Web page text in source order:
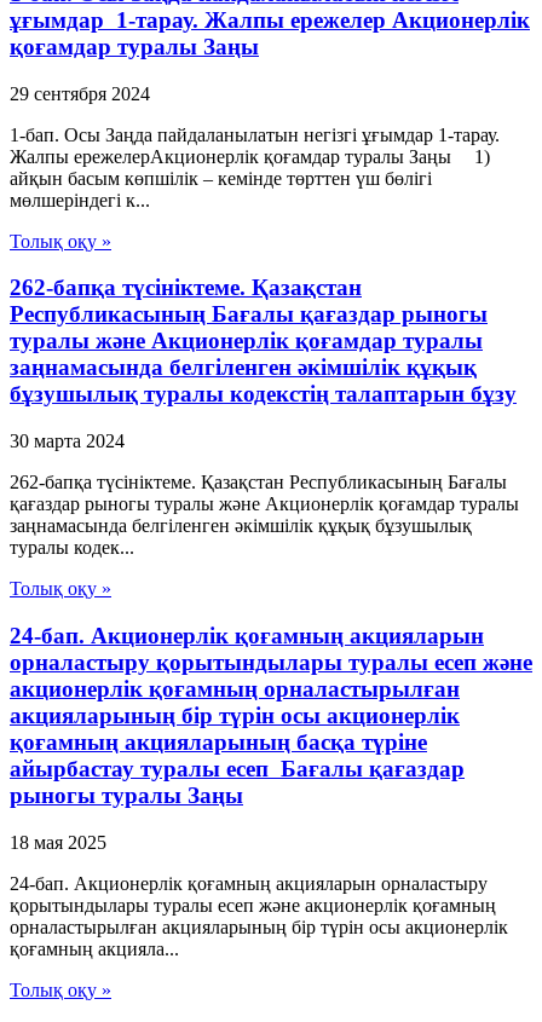
ұғымдар 1-тарау. Жалпы ережелер Акционерлік
қоғамдар туралы Заңы
29 сентября 2024
1-бап. Осы Заңда пайдаланылатын негізгі ұғымдар 1-тарау.
Жалпы ережелерАкционерлік қоғамдар туралы Заңы 1)
айқын басым көпшілік – кемінде төрттен үш бөлігі
мөлшеріндегі к...
Толық оқу »
262-бапқа түсініктеме. Қазақстан
Республикасының Бағалы қағаздар рыногы
туралы және Акционерлік қоғамдар туралы
заңнамасында белгіленген әкімшілік құқық
бұзушылық туралы кодекстің талаптарын бұзу
30 марта 2024
262-бапқа түсініктеме. Қазақстан Республикасының Бағалы
қағаздар рыногы туралы және Акционерлік қоғамдар туралы
заңнамасында белгіленген әкімшілік құқық бұзушылық
туралы кодек...
Толық оқу »
24-бап. Акционерлік қоғамның акцияларын
орналастыру қорытындылары туралы есеп және
акционерлік қоғамның орналастырылған
акцияларының бір түрін осы акционерлік
қоғамның акцияларының басқа түріне
айырбастау туралы есеп Бағалы қағаздар
рыногы туралы Заңы
18 мая 2025
24-бап. Акционерлік қоғамның акцияларын орналастыру
қорытындылары туралы есеп және акционерлік қоғамның
орналастырылған акцияларының бір түрін осы акционерлік
қоғамның акцияла...
Толық оқу »